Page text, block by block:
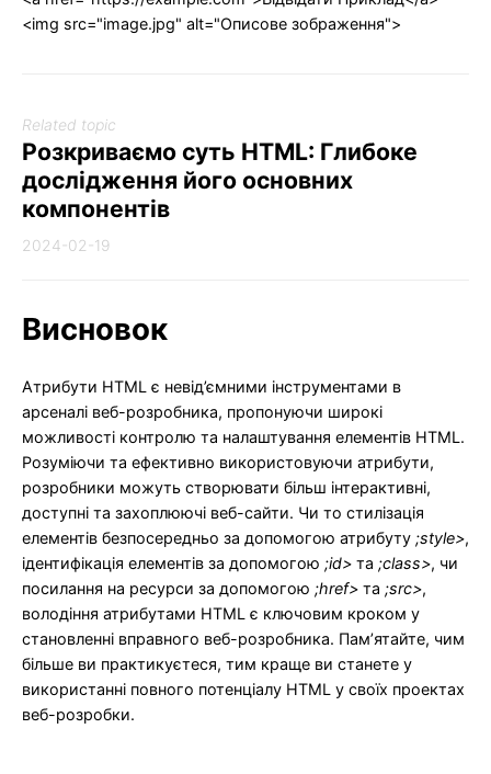
<img src="image.jpg" alt="Описове зображення">
Related topic
Розкриваємо суть HTML: Глибоке
дослідження його основних
компонентів
2024-02-19
Висновок
Атрибути HTML є невід’ємними інструментами в
арсеналі веб-розробника, пропонуючи широкі
можливості контролю та налаштування елементів HTML.
Розуміючи та ефективно використовуючи атрибути,
розробники можуть створювати більш інтерактивні,
доступні та захоплюючі веб-сайти. Чи то стилізація
елементів безпосередньо за допомогою атрибуту ;style>,
ідентифікація елементів за допомогою ;id> та ;class>, чи
посилання на ресурси за допомогою ;href> та ;src>,
володіння атрибутами HTML є ключовим кроком у
становленні вправного веб-розробника. Пам’ятайте, чим
більше ви практикуєтеся, тим краще ви станете у
використанні повного потенціалу HTML у своїх проектах
веб-розробки.